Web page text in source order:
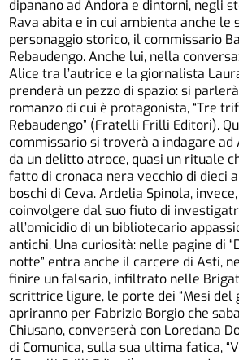
dipanano ad Andora e dintorni, negli
Rava abita e in cui ambienta anche le
personaggio storico, il commissario
Rebaudengo. Anche lui, nella
Alice tra l’autrice e la giornalista
prenderà un pezzo di spazio: si
romanzo di cui è protagonista, “Tre
Rebaudengo” (Fratelli Frilli Editori).
commissario si troverà a indagare ad
da un delitto atroce, quasi un rituale
fatto di cronaca nera vecchio di dieci
boschi di Ceva. Ardelia Spinola,
coinvolgere dal suo fiuto di
all’omicidio di un bibliotecario
antichi. Una curiosità: nelle pagine di
notte” entra anche il carcere di Asti,
finire un falsario, infiltrato nelle
scrittrice ligure, le porte dei “Mesi del
apriranno per Fabrizio Borgio che
Chiusano, converserà con Loredana
di Comunica, sulla sua ultima fatica,